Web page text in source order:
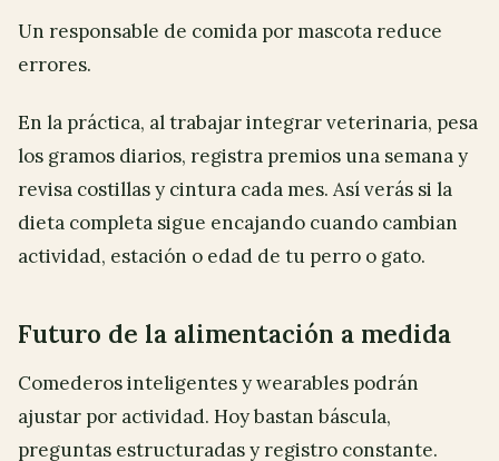
Un responsable de comida por mascota reduce
errores.
En la práctica, al trabajar integrar veterinaria, pesa
los gramos diarios, registra premios una semana y
revisa costillas y cintura cada mes. Así verás si la
dieta completa sigue encajando cuando cambian
actividad, estación o edad de tu perro o gato.
Futuro de la alimentación a medida
Comederos inteligentes y wearables podrán
ajustar por actividad. Hoy bastan báscula,
preguntas estructuradas y registro constante.